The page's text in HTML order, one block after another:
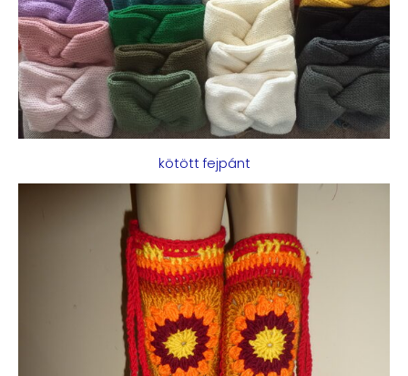
kötött fejpánt